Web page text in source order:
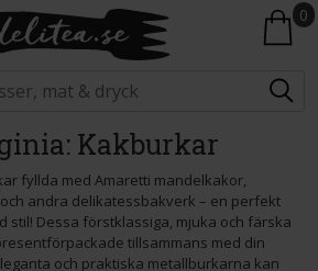
0
Kakburkar
fyllda med Amaretti mandelkakor,
andra delikatessbakverk – en perfekt
stil! Dessa förstklassiga, mjuka och färska
tillsammans med din
och praktiska metallburkarna kan